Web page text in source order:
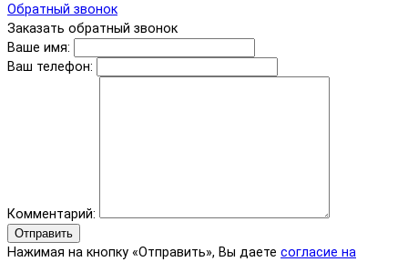
Обратный звонок
Заказать обратный звонок
Ваше имя:
Ваш телефон:
Комментарий:
Отправить
Нажимая на кнопку «Отправить», Вы даете согласие на